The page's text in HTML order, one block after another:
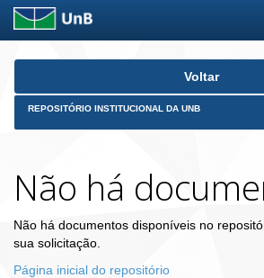
Skip
Voltar
REPOSITÓRIO INSTITUCIONAL DA UNB
Não há
Não há documentos disponíveis no
sua solicitação.
Página inicial do repositório